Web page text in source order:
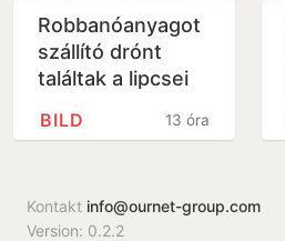
Robbanóanyagot
szállító drónt
találtak a lipcsei
ukrán
13 óra
BILD
Kontakt info@ournet-group.com
Version: 0.2.2